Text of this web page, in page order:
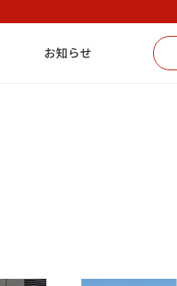
お知らせ